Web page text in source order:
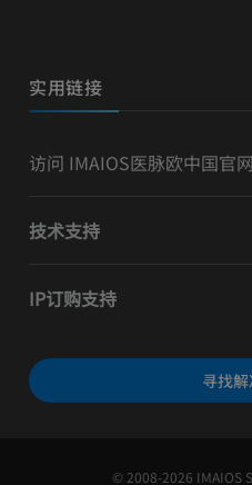
实用链接
访问 IMAIOS医脉欧中国官网
技术支持
IP订购支持
寻找
© 2008-2026 IMAIOS